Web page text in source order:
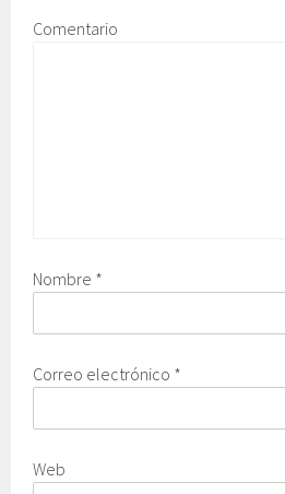
Comentario
Nombre *
Correo electrónico *
Web